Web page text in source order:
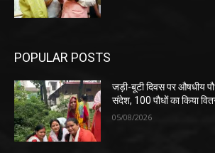
POPULAR POSTS
जड़ी-बूटी दिवस पर औषधीय
संदेश, 100 पौधों का किया
05/08/2026